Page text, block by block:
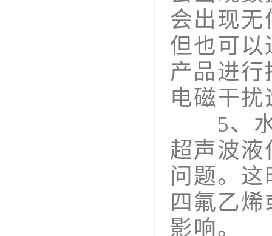
会出现
但也可以
产品进
电磁干
5、水
超声波
问题。
四氟乙
影响。